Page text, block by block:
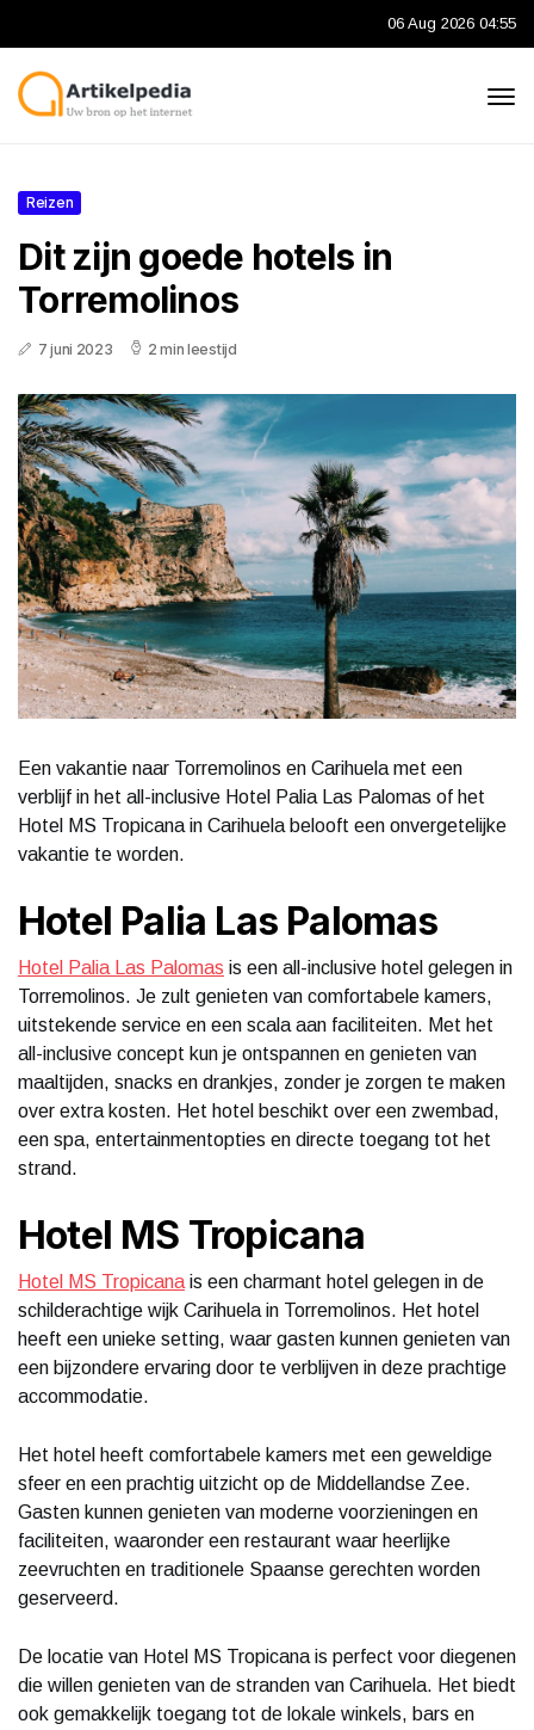
06 Aug 2026 04:55
Reizen
Dit zijn goede hotels in
Torremolinos
7 juni 2023 2 min leestijd
Een vakantie naar Torremolinos en Carihuela met een
verblijf in het all-inclusive Hotel Palia Las Palomas of het
Hotel MS Tropicana in Carihuela belooft een onvergetelijke
vakantie te worden.
Hotel Palia Las Palomas
Hotel Palia Las Palomas is een all-inclusive hotel gelegen in
Torremolinos. Je zult genieten van comfortabele kamers,
uitstekende service en een scala aan faciliteiten. Met het
all-inclusive concept kun je ontspannen en genieten van
maaltijden, snacks en drankjes, zonder je zorgen te maken
over extra kosten. Het hotel beschikt over een zwembad,
een spa, entertainmentopties en directe toegang tot het
strand.
Hotel MS Tropicana
Hotel MS Tropicana is een charmant hotel gelegen in de
schilderachtige wijk Carihuela in Torremolinos. Het hotel
heeft een unieke setting, waar gasten kunnen genieten van
een bijzondere ervaring door te verblijven in deze prachtige
accommodatie.
Het hotel heeft comfortabele kamers met een geweldige
sfeer en een prachtig uitzicht op de Middellandse Zee.
Gasten kunnen genieten van moderne voorzieningen en
faciliteiten, waaronder een restaurant waar heerlijke
zeevruchten en traditionele Spaanse gerechten worden
geserveerd.
De locatie van Hotel MS Tropicana is perfect voor diegenen
die willen genieten van de stranden van Carihuela. Het biedt
ook gemakkelijk toegang tot de lokale winkels, bars en